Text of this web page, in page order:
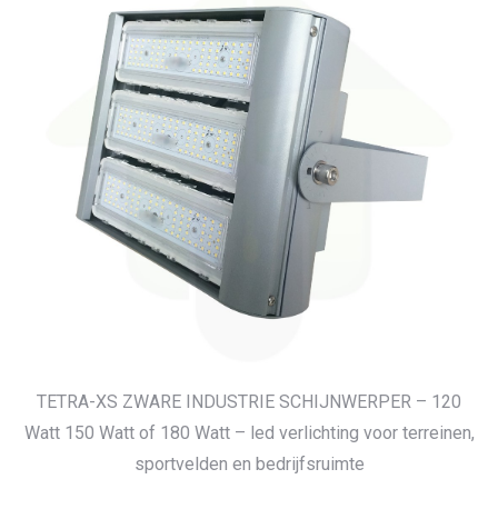
TETRA-XS ZWARE INDUSTRIE SCHIJNWERPER – 120
Watt 150 Watt of 180 Watt – led verlichting voor terreinen,
sportvelden en bedrijfsruimte